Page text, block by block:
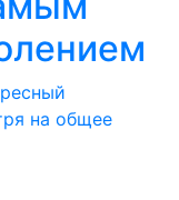
на общее